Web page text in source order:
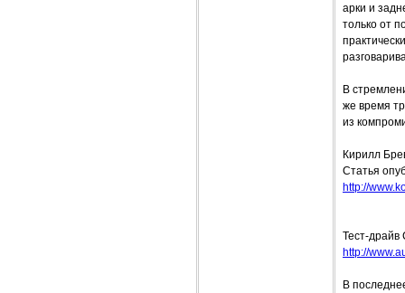
арки и
только от
В
же время
из
Кирилл
Статья
http://
Тест-драйв
http://
В